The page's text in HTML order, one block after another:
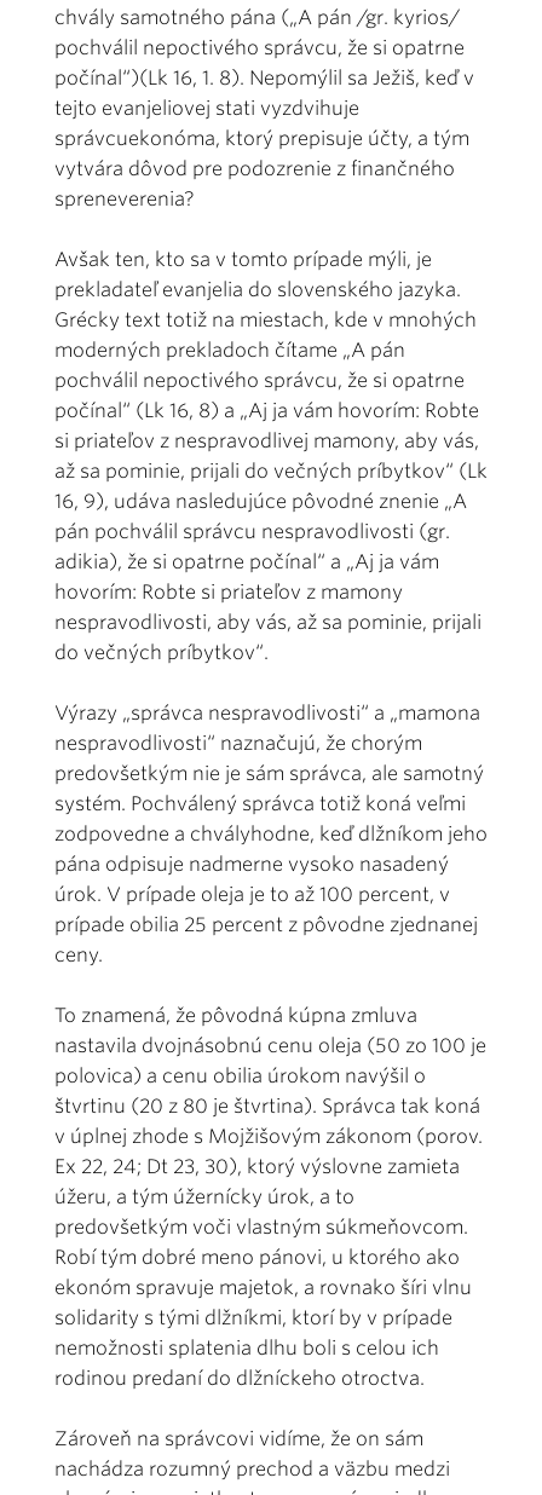
chvály samotného pána („A pán /gr. kyrios/
pochválil nepoctivého správcu, že si opatrne
počínal“)(Lk 16, 1. 8). Nepomýlil sa Ježiš, keď v
tejto evanjeliovej stati vyzdvihuje
správcuekonóma, ktorý prepisuje účty, a tým
vytvára dôvod pre podozrenie z finančného
spreneverenia?
Avšak ten, kto sa v tomto prípade mýli, je
prekladateľ evanjelia do slovenského jazyka.
Grécky text totiž na miestach, kde v mnohých
moderných prekladoch čítame „A pán
pochválil nepoctivého správcu, že si opatrne
počínal“ (Lk 16, 8) a „Aj ja vám hovorím: Robte
si priateľov z nespravodlivej mamony, aby vás,
až sa pominie, prijali do večných príbytkov“ (Lk
16, 9), udáva nasledujúce pôvodné znenie „A
pán pochválil správcu nespravodlivosti (gr.
adikia), že si opatrne počínal“ a „Aj ja vám
hovorím: Robte si priateľov z mamony
nespravodlivosti, aby vás, až sa pominie, prijali
do večných príbytkov“.
Výrazy „správca nespravodlivosti“ a „mamona
nespravodlivosti“ naznačujú, že chorým
predovšetkým nie je sám správca, ale samotný
systém. Pochválený správca totiž koná veľmi
zodpovedne a chvályhodne, keď dlžníkom jeho
pána odpisuje nadmerne vysoko nasadený
úrok. V prípade oleja je to až 100 percent, v
prípade obilia 25 percent z pôvodne zjednanej
ceny.
To znamená, že pôvodná kúpna zmluva
nastavila dvojnásobnú cenu oleja (50 zo 100 je
polovica) a cenu obilia úrokom navýšil o
štvrtinu (20 z 80 je štvrtina). Správca tak koná
v úplnej zhode s Mojžišovým zákonom (porov.
Ex 22, 24; Dt 23, 30), ktorý výslovne zamieta
úžeru, a tým úžernícky úrok, a to
predovšetkým voči vlastným súkmeňovcom.
Robí tým dobré meno pánovi, u ktorého ako
ekonóm spravuje majetok, a rovnako šíri vlnu
solidarity s tými dlžníkmi, ktorí by v prípade
nemožnosti splatenia dlhu boli s celou ich
rodinou predaní do dlžníckeho otroctva.
Zároveň na správcovi vidíme, že on sám
nachádza rozumný prechod a väzbu medzi